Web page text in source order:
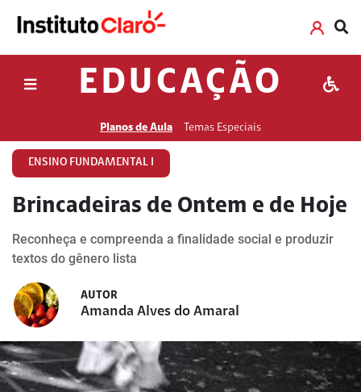
EDUCAÇÃO
Planos de Aula Temas Especiais
ENSINO FUNDAMENTAL I
Brincadeiras de Ontem e de Hoje
Reconheça e compreenda a finalidade social e produzir
textos do gênero lista
AUTOR
Amanda Alves do Amaral